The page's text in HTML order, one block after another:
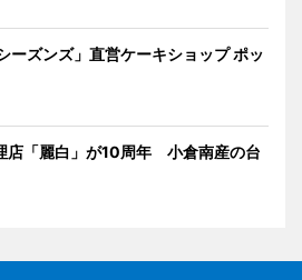
ーズンズ」直営ケーキショップ ポッ
店「麗白」が10周年 小倉南産の台